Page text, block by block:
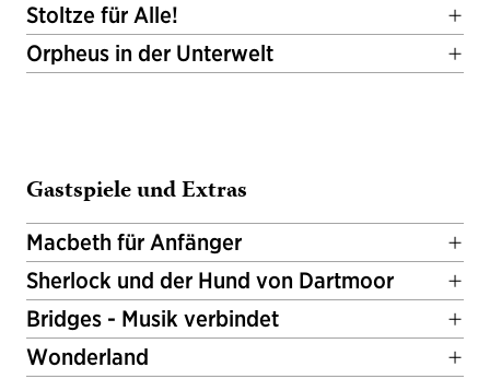
Stoltze für Alle!
Orpheus in der Unterwelt
Gastspiele und Extras
Macbeth für Anfänger
Sherlock und der Hund von Dartmoor
Bridges - Musik verbindet
Wonderland